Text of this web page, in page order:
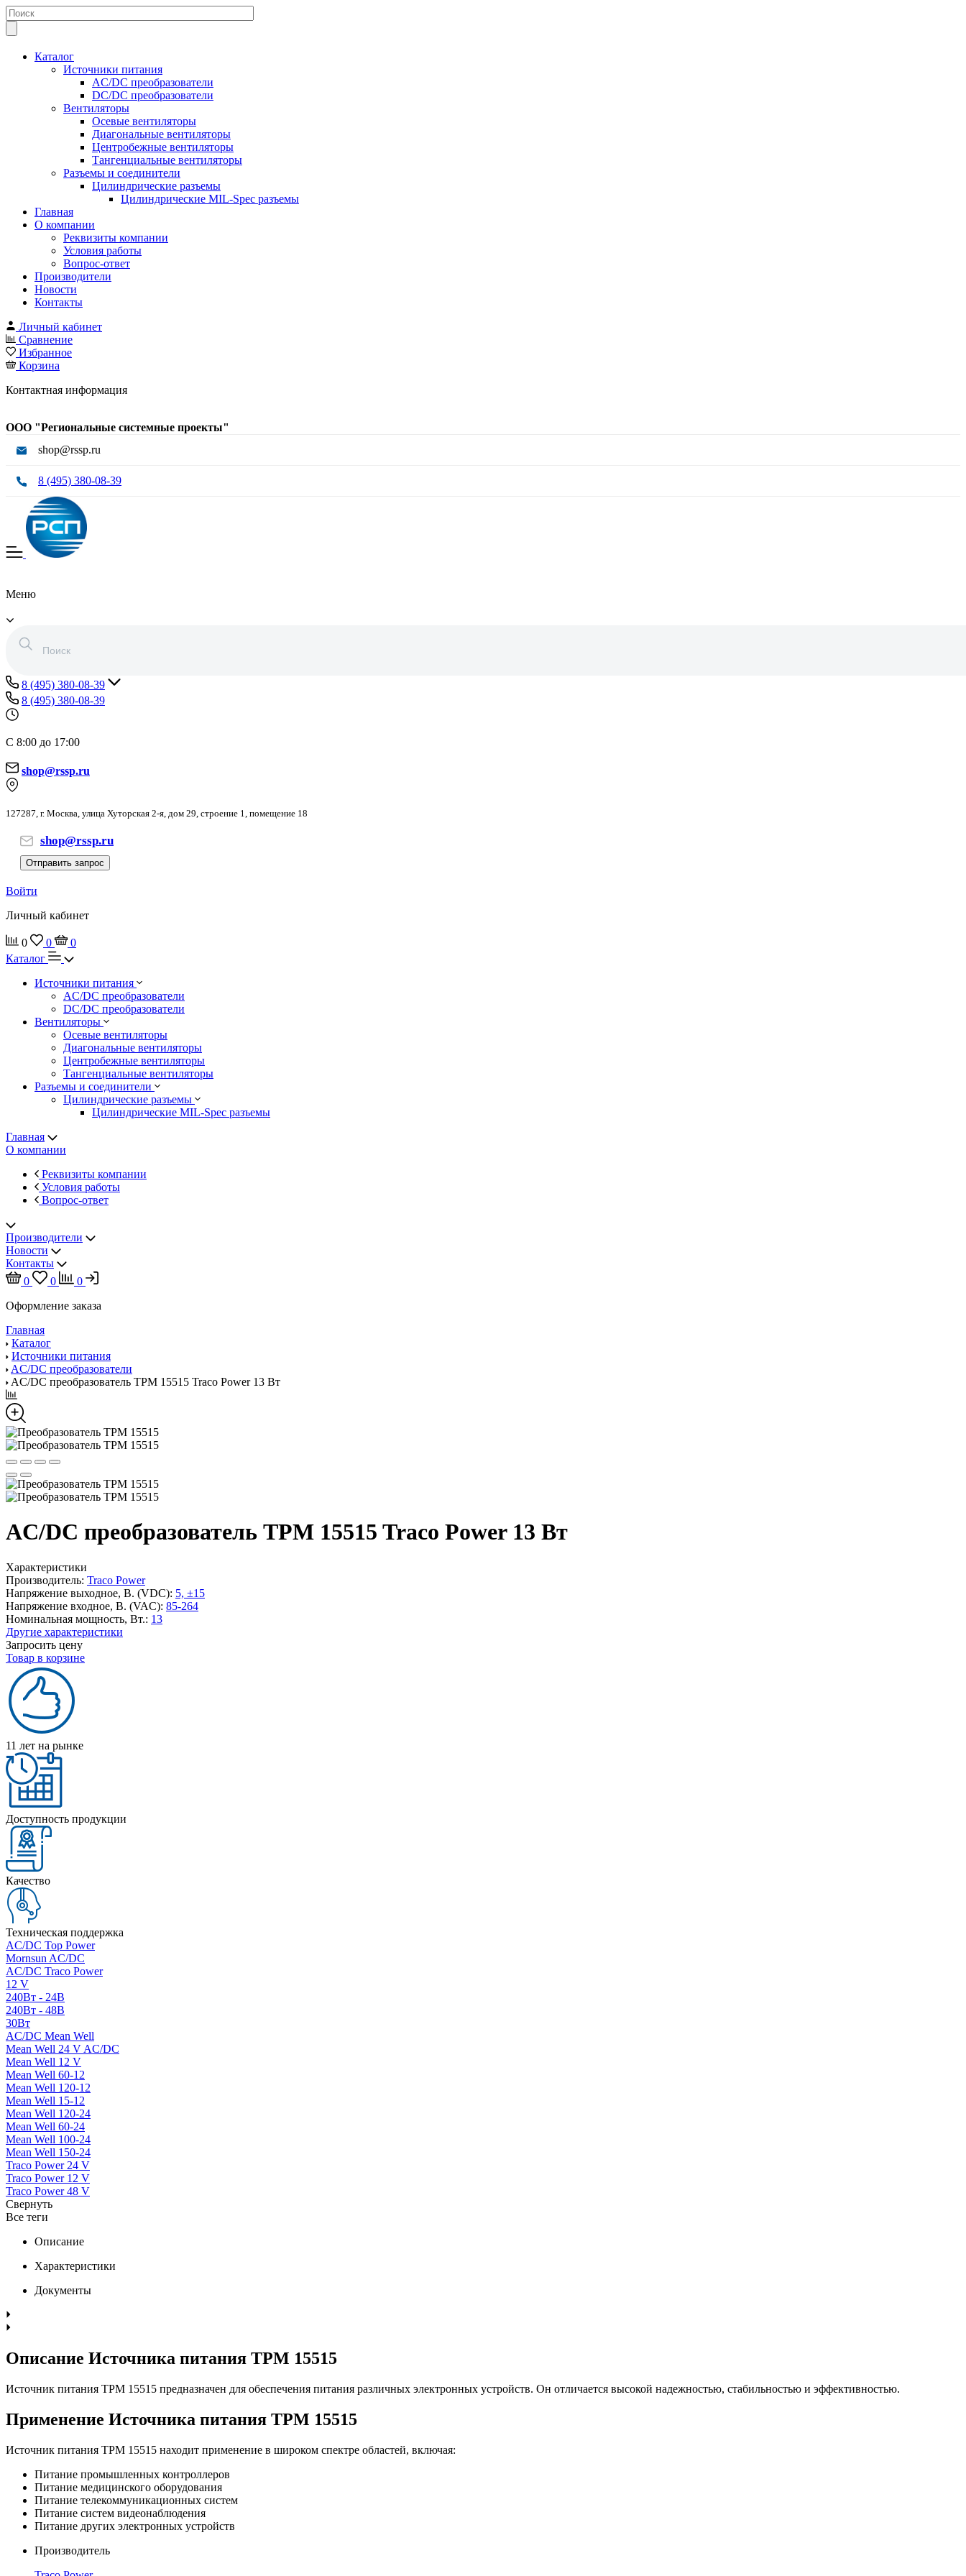
Каталог
Источники питания
AC/DC преобразователи
DC/DC преобразователи
Вентиляторы
Осевые вентиляторы
Диагональные вентиляторы
Центробежные вентиляторы
Тангенциальные вентиляторы
Разъемы и соединители
Цилиндрические разъемы
Цилиндрические MIL-Spec разъемы
Главная
О компании
Реквизиты компании
Условия работы
Вопрос-ответ
Производители
Новости
Контакты
Личный кабинет
Сравнение
Избранное
Корзина
Контактная информация
ООО "Региональные системные проекты"
shop@rssp.ru
8 (495) 380-08-39
Меню
8 (495) 380-08-39
8 (495) 380-08-39
С 8:00 до 17:00
shop@rssp.ru
127287, г. Москва, улица Хуторская 2-я, дом 29, строение 1, помещение 18
shop@rssp.ru
Отправить запрос
Войти
Личный кабинет
0 0
0
Каталог
Источники питания
AC/DC преобразователи
DC/DC преобразователи
Вентиляторы
Осевые вентиляторы
Диагональные вентиляторы
Центробежные вентиляторы
Тангенциальные вентиляторы
Разъемы и соединители
Цилиндрические разъемы
Цилиндрические MIL-Spec разъемы
Главная
О компании
Реквизиты компании
Условия работы
Вопрос-ответ
Производители
Новости
Контакты
0
0
0
Оформление заказа
Главная
Каталог
Источники питания
AC/DC преобразователи
AC/DC преобразователь TPM 15515 Traco Power 13 Вт
AC/DC преобразователь TPM 15515 Traco Power 13 Вт
Характеристики
Производитель: Traco Power
Напряжение выходное, В. (VDC): 5, ±15
Напряжение входное, В. (VAC): 85-264
Номинальная мощность, Вт.: 13
Другие характеристики
Запросить цену
Товар в корзине
11 лет на рынке
Доступность продукции
Качество
Техническая поддержка
AC/DC Top Power
Mornsun AC/DC
AC/DC Traco Power
12 V
240Вт - 24В
240Вт - 48В
30Вт
AC/DC Mean Well
Mean Well 24 V AC/DC
Mean Well 12 V
Mean Well 60-12
Mean Well 120-12
Mean Well 15-12
Mean Well 120-24
Mean Well 60-24
Mean Well 100-24
Mean Well 150-24
Traco Power 24 V
Traco Power 12 V
Traco Power 48 V
Свернуть
Все теги
Описание
Характеристики
Документы
Описание Источника питания TPM 15515
Источник питания TPM 15515 предназначен для обеспечения питания различных электронных устройств. Он отличается высокой надежностью, стабильностью и эффективностью.
Применение Источника питания TPM 15515
Источник питания TPM 15515 находит применение в широком спектре областей, включая:
Питание промышленных контроллеров
Питание медицинского оборудования
Питание телекоммуникационных систем
Питание систем видеонаблюдения
Питание других электронных устройств
Производитель